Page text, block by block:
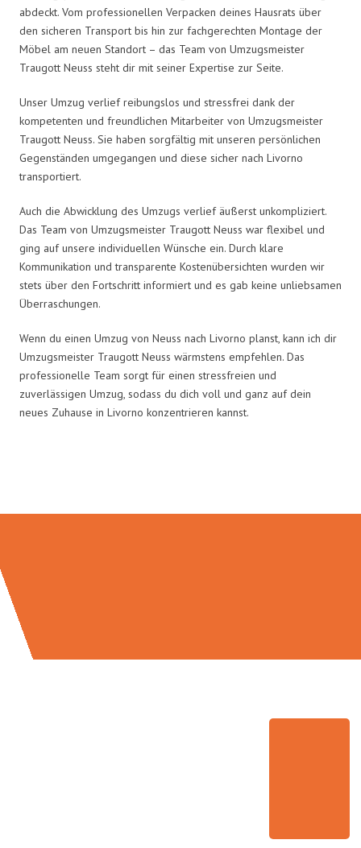
abdeckt. Vom professionellen Verpacken deines Hausrats über
den sicheren Transport bis hin zur fachgerechten Montage der
Möbel am neuen Standort – das Team von Umzugsmeister
Traugott Neuss steht dir mit seiner Expertise zur Seite.
Unser Umzug verlief reibungslos und stressfrei dank der
kompetenten und freundlichen Mitarbeiter von Umzugsmeister
Traugott Neuss. Sie haben sorgfältig mit unseren persönlichen
Gegenständen umgegangen und diese sicher nach Livorno
transportiert.
Auch die Abwicklung des Umzugs verlief äußerst unkompliziert.
Das Team von Umzugsmeister Traugott Neuss war flexibel und
ging auf unsere individuellen Wünsche ein. Durch klare
Kommunikation und transparente Kostenübersichten wurden wir
stets über den Fortschritt informiert und es gab keine unliebsamen
Überraschungen.
Wenn du einen Umzug von Neuss nach Livorno planst, kann ich dir
Umzugsmeister Traugott Neuss wärmstens empfehlen. Das
professionelle Team sorgt für einen stressfreien und
zuverlässigen Umzug, sodass du dich voll und ganz auf dein
neues Zuhause in Livorno konzentrieren kannst.